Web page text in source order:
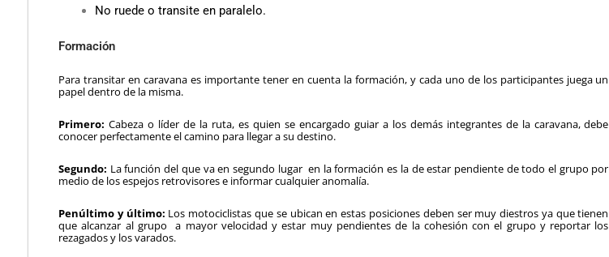
No ruede o transite en paralelo.
Formación
Para transitar en caravana es importante tener en cuenta la formación, y cada uno de los participantes juega un
papel dentro de la misma.
Primero: Cabeza o líder de la ruta, es quien se encargado guiar a los demás integrantes de la caravana, debe
conocer perfectamente el camino para llegar a su destino.
Segundo: La función del que va en segundo lugar en la formación es la de estar pendiente de todo el grupo por
medio de los espejos retrovisores e informar cualquier anomalía.
Penúltimo y último: Los motociclistas que se ubican en estas posiciones deben ser muy diestros ya que tienen
que alcanzar al grupo a mayor velocidad y estar muy pendientes de la cohesión con el grupo y reportar los
rezagados y los varados.